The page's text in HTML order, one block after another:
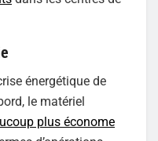
énergétique de
le matériel
plus économe